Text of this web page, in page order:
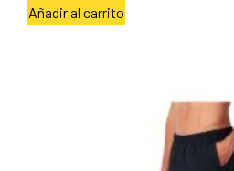
Añadir al carrito